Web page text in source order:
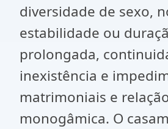
diversidade de sexo,
estabilidade ou
prolongada,
inexistência e
matrimoniais e
monogâmica. O